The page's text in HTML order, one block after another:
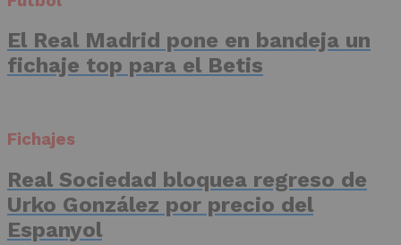
El Real Madrid pone en bandeja un
fichaje top para el Betis
Fichajes
Real Sociedad bloquea regreso de
Urko González por precio del
Espanyol